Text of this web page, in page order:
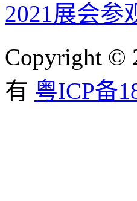
2021展会参
Copyright ©
有 粤ICP备